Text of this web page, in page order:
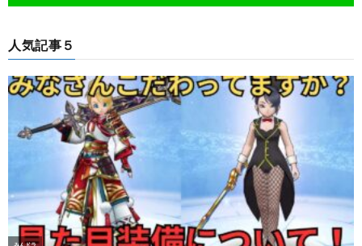
人気記事５